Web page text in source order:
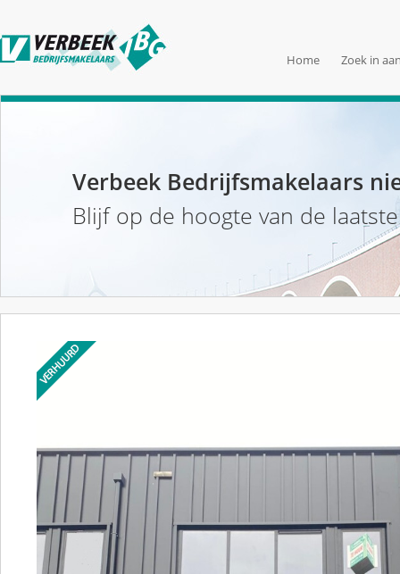
Home Zoek in
Verbeek Bedrijfsmakelaars
Blijf op de hoogte van de